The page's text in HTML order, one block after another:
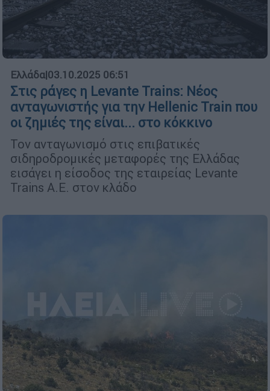
Ελλάδα|03.10.2025 06:51
Στις ράγες η Levante Trains: Νέος
ανταγωνιστής για την Hellenic Train που
οι ζημιές της είναι... στο κόκκινο
Τον ανταγωνισμό στις επιβατικές
σιδηροδρομικές μεταφορές της Ελλάδας
εισάγει η είσοδος της εταιρείας Levante
Trains Α.Ε. στον κλάδο